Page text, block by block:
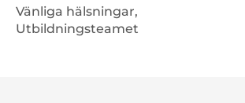
Vänliga hälsningar,
Utbildningsteamet
► Kontakta oss